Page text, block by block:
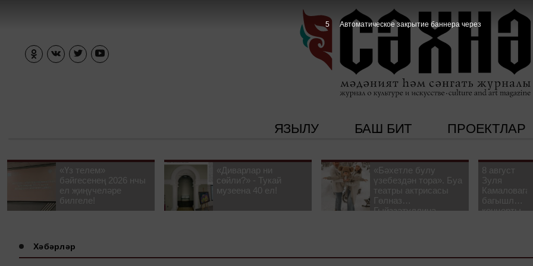
ЯЗЫЛУ БАШ БИТ ПРОЕКТЛАР
«Үз телем»
бәйгесенең 2026 нчы
ел җиңүчеләре
билгеле!
«Диварлар ни
сөйли?» - Тукай
музеена 40 ел!
«Бәхетле булу
үзебездән тора». Буа
театры актрисасы
Гөлназ
Гыйззәтуллина-
8 август
Зуля
Камаловага
багышлау
концерты
Хәбәрләр
4 Автоматическое закрытие баннера через